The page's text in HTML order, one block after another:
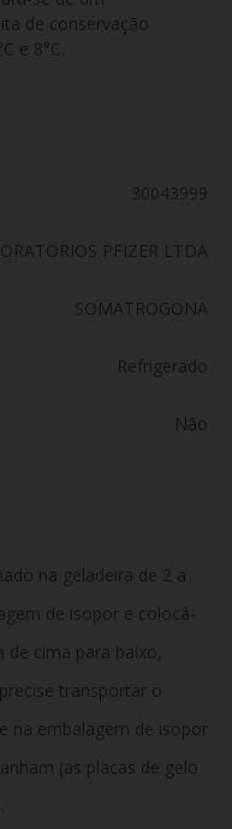
de conservação
e 8°C.
30043999
PFIZER LTDA
SOMATROGONA
Refrigerado
Não
na geladeira de 2 a
de isopor e colocá-
de cima para baixo,
transportar o
na embalagem de isopor
(as placas de gelo